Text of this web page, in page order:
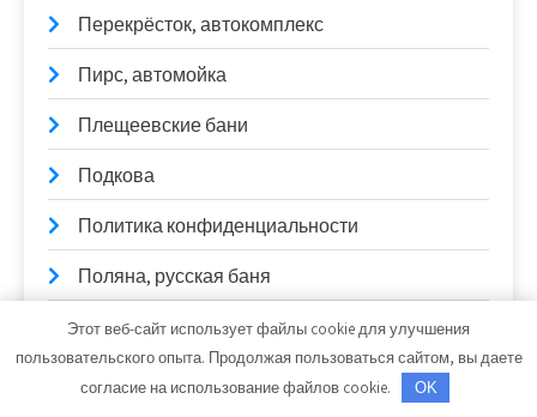
Перекрёсток, автокомплекс
Пирс, автомойка
Плещеевские бани
Подкова
Политика конфиденциальности
Поляна, русская баня
Развлекательный комплекс на Захаренко
Этот веб-сайт использует файлы cookie для улучшения
пользовательского опыта. Продолжая пользоваться сайтом, вы даете
согласие на использование файлов cookie.
OK